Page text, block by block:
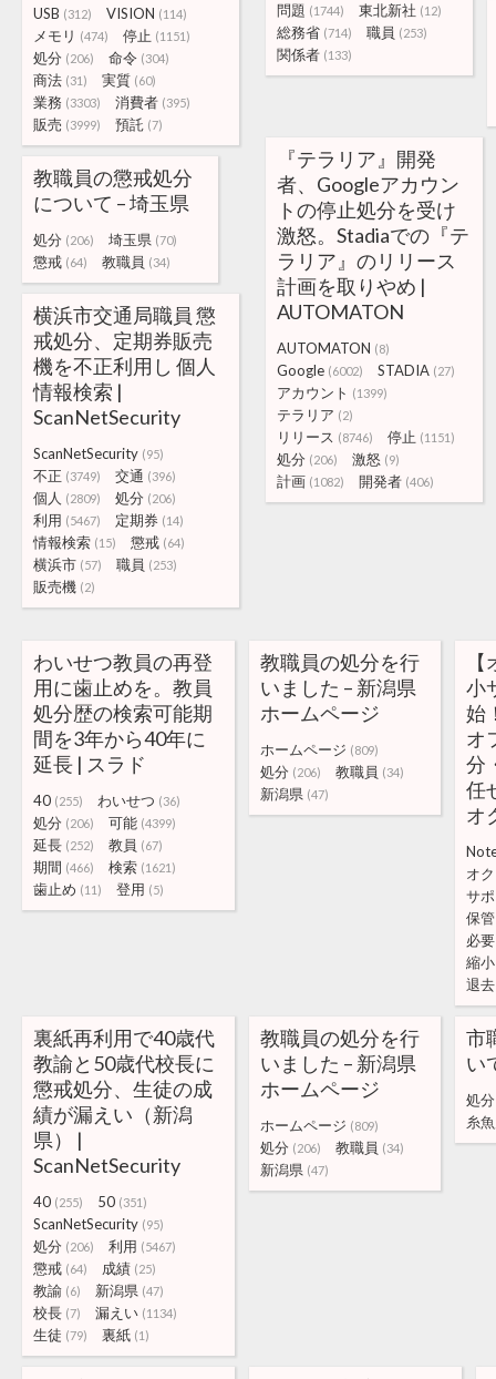
USB (312) VISION (114)
メモリ (474) 停止 (1151)
処分 (206) 命令 (304)
商法 (31) 実質 (60)
業務 (3303) 消費者 (395)
販売 (3999) 預託 (7)
問題 (1744) 東北新社 (12)
総務省 (714) 職員 (253)
関係者 (133)
『テラリア』開発
者、Googleアカウン
トの停止処分を受け
激怒。Stadiaでの『テ
ラリア』のリリース
計画を取りやめ |
AUTOMATON
AUTOMATON (8)
Google (6002) STADIA (27)
アカウント (1399)
テラリア (2)
リリース (8746) 停止 (1151)
処分 (206) 激怒 (9)
計画 (1082) 開発者 (406)
教職員の懲戒処分
について – 埼玉県
処分 (206) 埼玉県 (70)
懲戒 (64) 教職員 (34)
横浜市交通局職員 懲
戒処分、定期券販売
機を不正利用し 個人
情報検索 |
ScanNetSecurity
ScanNetSecurity (95)
不正 (3749) 交通 (396)
個人 (2809) 処分 (206)
利用 (5467) 定期券 (14)
情報検索 (15) 懲戒 (64)
横浜市 (57) 職員 (253)
販売機 (2)
わいせつ教員の再登
用に歯止めを。教員
処分歴の検索可能期
間を3年から40年に
延長 | スラド
40 (255) わいせつ (36)
処分 (206) 可能 (4399)
延長 (252) 教員 (67)
期間 (466) 検索 (1621)
歯止め (11) 登用 (5)
教職員の処分を行
いました – 新潟県
ホームページ
ホームページ (809)
処分 (206) 教職員 (34)
新潟県 (47)
小
始
オ
分
任
オ
オク
サ
保管
必要
縮小
退去
裏紙再利用で40歳代
教諭と50歳代校長に
懲戒処分、生徒の成
績が漏えい（新潟
県） |
ScanNetSecurity
40 (255) 50 (351)
ScanNetSecurity (95)
処分 (206) 利用 (5467)
懲戒 (64) 成績 (25)
教諭 (6) 新潟県 (47)
校長 (7) 漏えい (1134)
生徒 (79) 裏紙 (1)
教職員の処分を行
いました – 新潟県
ホームページ
ホームページ (809)
処分 (206) 教職員 (34)
新潟県 (47)
市
い
処分
糸